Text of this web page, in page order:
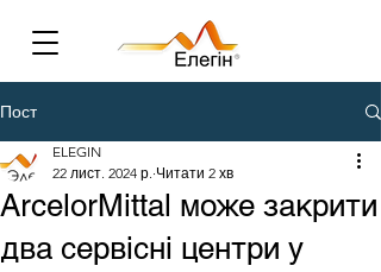
Пост
ArcelorMittal може закрити
два сервісні центри у
ELEGIN
22 лист. 2024 р. Читати 2 хв